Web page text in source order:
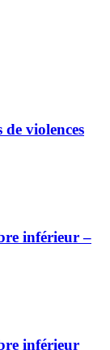
de violences
inférieur –
inférieur